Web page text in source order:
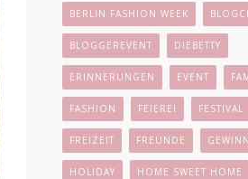
BERLIN FASHION WEEK
BLOGGEREVENT DIEBETTY
ERINNERUNGEN EVENT
FASHION FEIEREI FESTIVAL
FREIZEIT FREUNDE
HOLIDAY HOME SWEET HOME